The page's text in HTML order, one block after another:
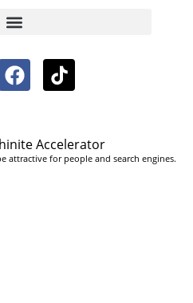
Accelerator
attractive for people and search engines.